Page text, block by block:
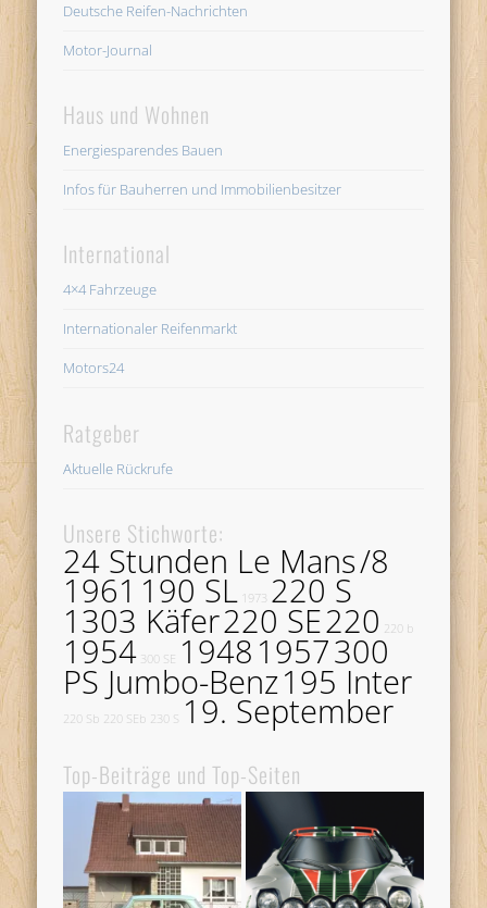
Deutsche Reifen-Nachrichten
Motor-Journal
Haus und Wohnen
Energiesparendes Bauen
Infos für Bauherren und Immobilienbesitzer
International
4×4 Fahrzeuge
Internationaler Reifenmarkt
Motors24
Ratgeber
Aktuelle Rückrufe
Unsere Stichworte:
24 Stunden Le Mans/8
1961 190 SL 1973 220 S
1303 Käfer220 SE220 220 b
1954 300 SE 1948 1957300
PS Jumbo-Benz195 Inter
220 Sb 220 SEb 230 S 19. September
Top-Beiträge und Top-Seiten